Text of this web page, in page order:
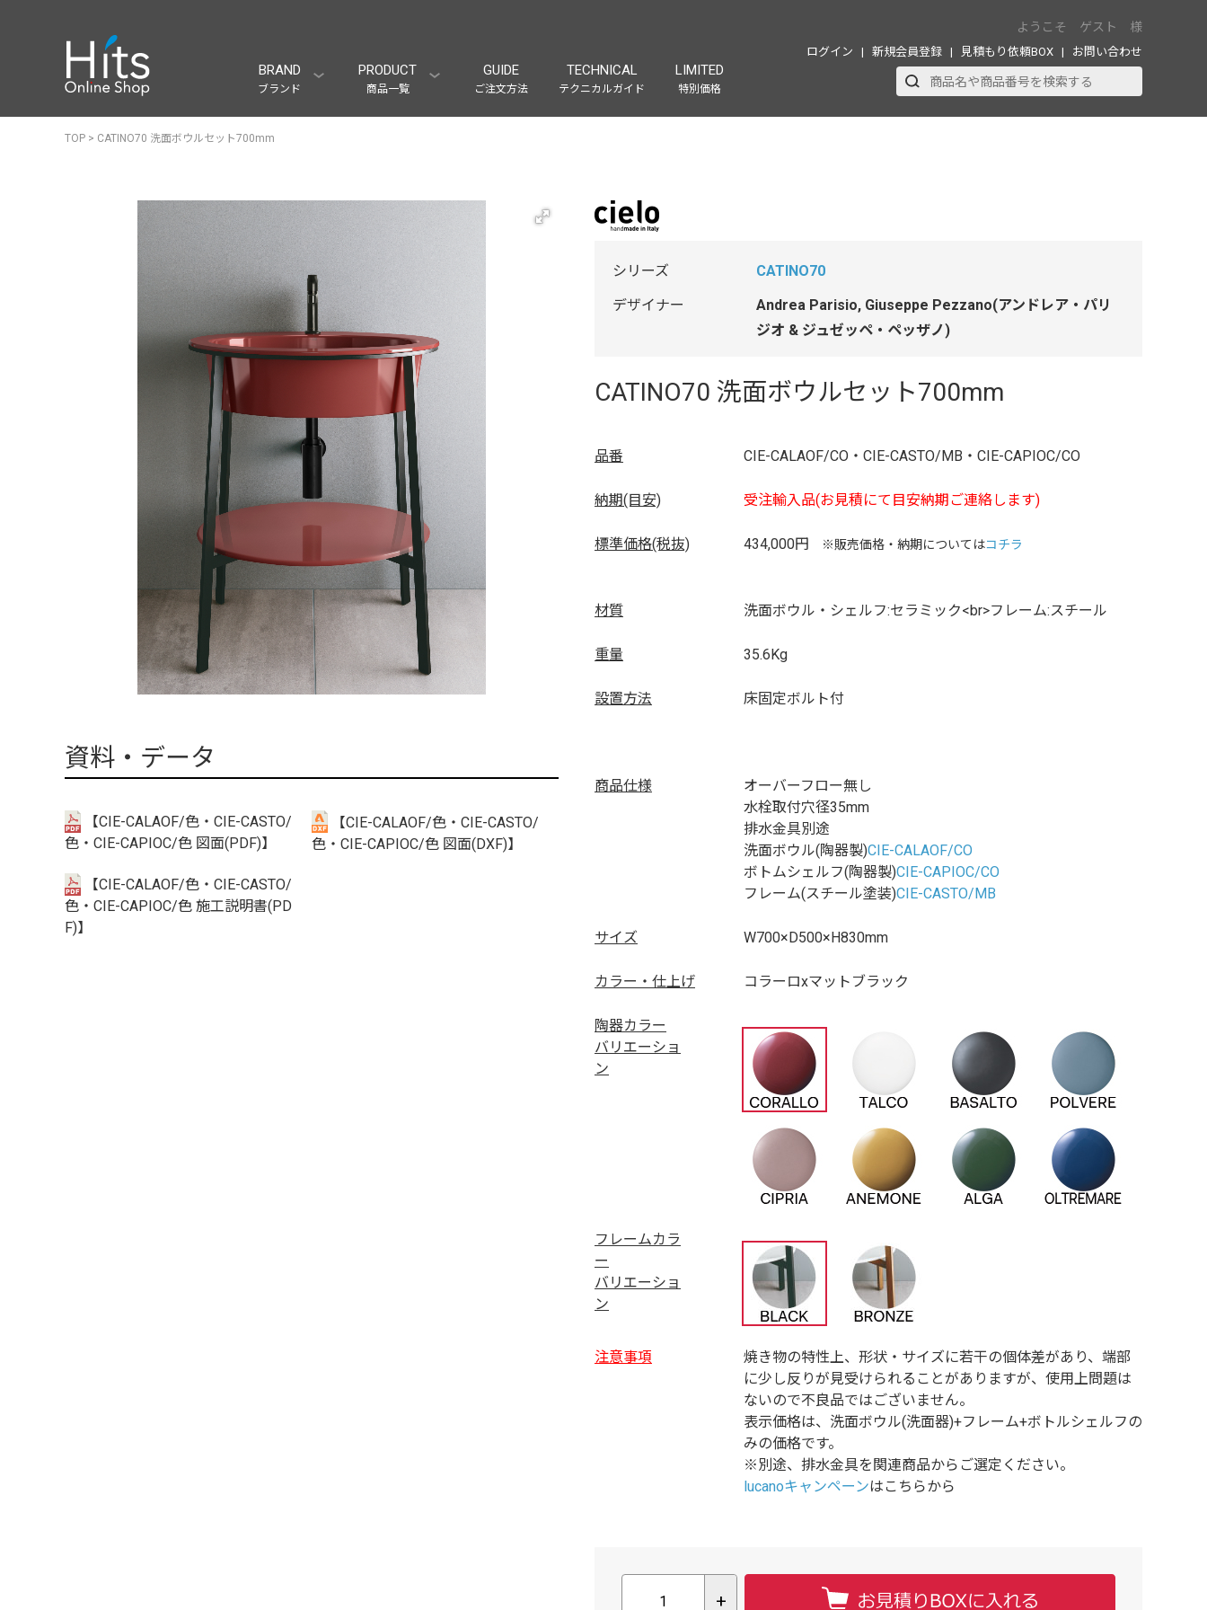
ようこそ ゲスト 様
ログイン 新規会員登録 見積もり依頼BOX お問い合わせ
BRAND
ブランド
PRODUCT
商品一覧
GUIDE
ご注文方法
TECHNICAL
テクニカルガイド
LIMITED
特別価格
TOP > CATINO70 洗面ボウルセット700mm
CATINO70 洗面ボウルセット700mm
シリーズ
CATINO70
デザイナー
Andrea Parisio, Giuseppe Pezzano(アンドレア・パリ
ジオ & ジュゼッペ・ペッザノ)
品番 CIE-CALAOF/CO・CIE-CASTO/MB・CIE-CAPIOC/CO
納期(目安) 受注輸入品(お見積にて目安納期ご連絡します)
標準価格(税抜) 434,000円 ※販売価格・納期についてはコチラ
材質 洗面ボウル・シェルフ:セラミック<br>フレーム:スチール
重量 35.6Kg
設置方法 床固定ボルト付
商品仕様
オーバーフロー無し
水栓取付穴径35mm
排水金具別途
洗面ボウル(陶器製)CIE-CALAOF/CO
ボトムシェルフ(陶器製)CIE-CAPIOC/CO
フレーム(スチール塗装)CIE-CASTO/MB
サイズ W700×D500×H830mm
カラー・仕上げ コラーロxマットブラック
陶器カラー
バリエーショ
ン
フレームカラ
ー
バリエーショ
ン
注意事項
焼き物の特性上、形状・サイズに若干の個体差があり、端部
に少し反りが見受けられることがありますが、使用上問題は
ないので不良品ではございません。
表示価格は、洗面ボウル(洗面器)+フレーム+ボトルシェルフの
みの価格です。
※別途、排水金具を関連商品からご選定ください。
lucanoキャンペーンはこちらから
+
資料・データ
【CIE-CALAOF/色・CIE-CASTO/
色・CIE-CAPIOC/色 図面(PDF)】
【CIE-CALAOF/色・CIE-CASTO/
色・CIE-CAPIOC/色 図面(DXF)】
【CIE-CALAOF/色・CIE-CASTO/
色・CIE-CAPIOC/色 施工説明書(PD
F)】